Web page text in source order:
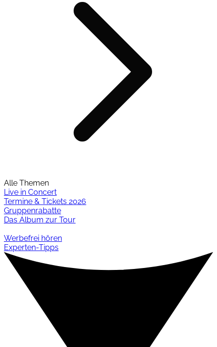
Alle Themen
Live in Concert
Termine & Tickets 2026
Gruppenrabatte
Das Album zur Tour
Werbefrei hören
Experten-Tipps